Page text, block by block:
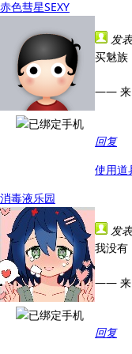
赤色彗星SEXY
发
买魅族
—— 来
回复
使用道
消毒液乐园
发
我没有
—— 来
回复